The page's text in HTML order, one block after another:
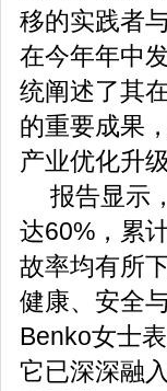
移的实践者
在今年年中
统阐述了其
的重要成果
产业优化升
报告显示
达60%，累
故率均有所
健康、安全
Benko女士
它已深深融